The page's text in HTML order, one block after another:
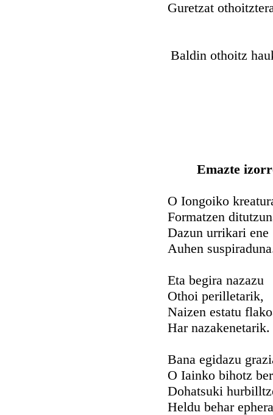
Guretzat
Baldin othoitz
Emazte
O Iongoiko
Formatzen
Dazun urrikari ene
Auhen
Eta begira nazazu
Othoi perilletarik,
Naizen estatu
Har nazakenetarik.
Bana egidazu
O Iainko bihotz
Dohatsuki
Heldu behar